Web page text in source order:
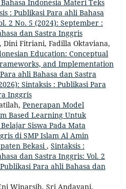
Indonesia Materi Teks
: Publikasi Para ahli Bahasa
2 No. 5 (2024): September :
dan Sastra Inggris
Dini Fitriani, Fadilla Oktaviana,
Education: Conceptual
and Implementation
ahli Bahasa dan Sastra
Sintaksis : Publikasi Para
Inggris
Penerapan Model
Based Learning Untuk
Siswa Pada Mata
di SMP Islam Al Amin
Bekasi, Sintaksis :
dan Sastra Inggris: Vol. 2
Para ahli Bahasa dan
Winarsih, Sri Andayani,